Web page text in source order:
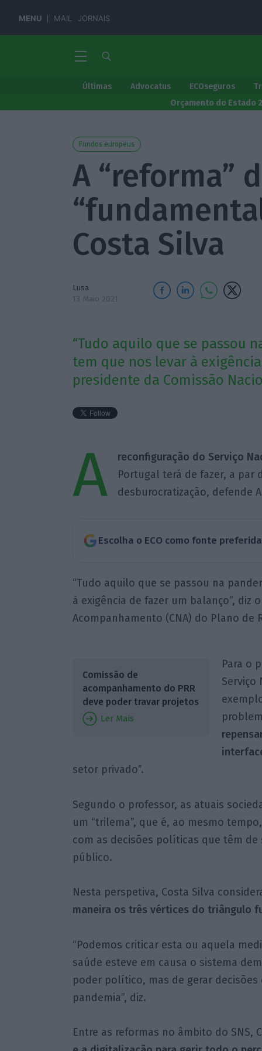
MENU MAIL JORNAIS
Últimas Advocatus ECOseguros
Orçamento do Estado
Fundos europeus
A “reforma”
Costa Silva
Lusa
13 Maio 2021
“Tudo aquilo que se passou
tem que nos levar à
presidente da Comissão
A reconfiguração do Serviço
Portugal terá de fazer, a par
desburocratização, defende
Escolha o ECO como fonte
“Tudo aquilo que se passou na
à exigência de fazer um balanço”, diz
Acompanhamento (CNA) do Plano de
Comissão de
acompanhamento do PRR
deve poder travar projetos
Ler Mais
Para o
Serviço
setor privado”.
Segundo o professor, as atuais
um “trilema”, que é, ao mesmo
com as decisões políticas que têm
público.
Nesta perspetiva, Costa Silva
maneira os três vértices do triângulo
“Podemos criticar esta ou aquela
saúde esteve em causa o sistema
poder político, mas de gerar
pandemia”, diz.
Entre as reformas no âmbito do SNS,